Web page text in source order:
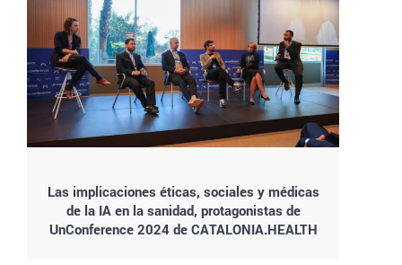
Las implicaciones éticas, sociales y médicas
de la IA en la sanidad, protagonistas de
UnConference 2024 de CATALONIA.HEALTH